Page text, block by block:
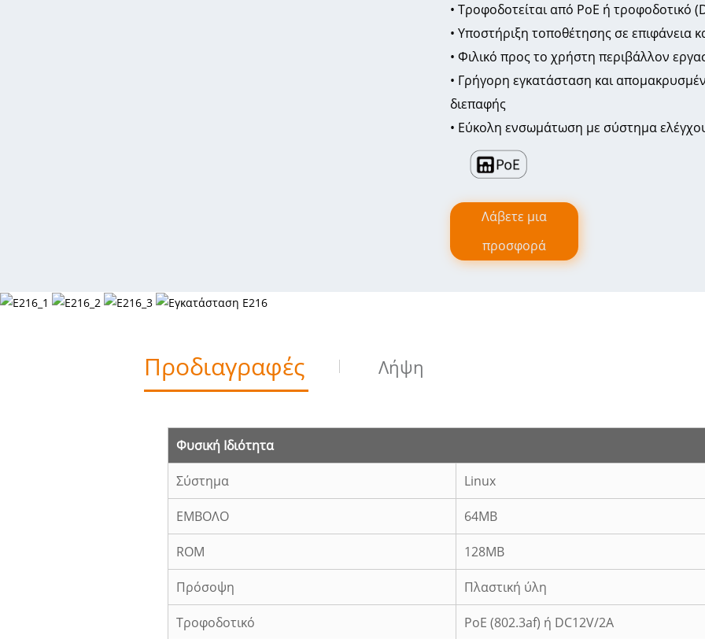
• Τροφοδοτείται από PoE ή τροφοδοτικό
• Υποστήριξη τοποθέτησης σε επιφάνεια
• Φιλικό προς το χρήστη περιβάλλον
• Γρήγορη εγκατάσταση και
διεπαφής
• Εύκολη ενσωμάτωση με σύστημα
Λάβετε μια
προσφορά
Προδιαγραφές Λήψη
Φυσική Ιδιότητα
Σύστημα Linux
ΕΜΒΟΛΟ 64MB
ROM 128MB
Πρόσοψη Πλαστική ύλη
Τροφοδοτικό PoE (802.3af) ή DC12V/2A